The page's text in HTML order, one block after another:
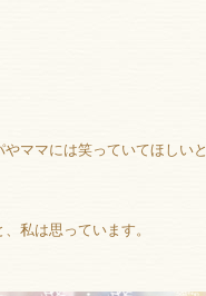
ママには笑っていてほしいと
私は思っています。